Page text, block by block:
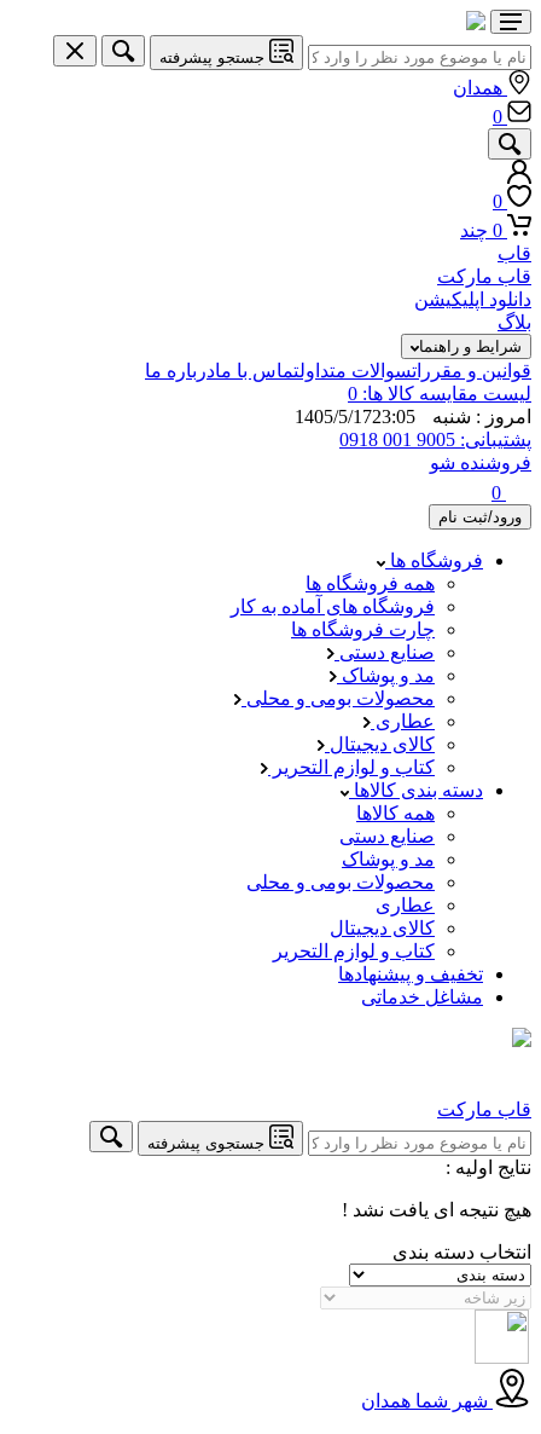
جستجو پیشرفته
همدان
0
0
0 چند
قاب
قاب مارکت
دانلود اپلیکیشن
بلاگ
شرایط و راهنما
قوانین و مقرراتسوالات متداولتماس با مادرباره ما
لیست مقایسه کالا ها: 0
امروز : شنبه 1405/5/17
23:05
پشتیبانی: 9005 001 0918
فروشنده شو
0
ورود/ثبت نام
فروشگاه ها
همه فروشگاه ها
فروشگاه های آماده به کار
چارت فروشگاه ها
صنایع دستی
مد و پوشاک
محصولات بومی و محلی
عطاری
کالای دیجیتال
کتاب و لوازم التحریر
دسته بندی کالاها
همه کالاها
صنایع دستی
مد و پوشاک
محصولات بومی و محلی
عطاری
کالای دیجیتال
کتاب و لوازم التحریر
تخفیف و پیشنهادها
مشاغل خدماتی
قاب مارکت
جستجوی پیشرفته
نتایج اولیه :
هیچ نتیجه ای یافت نشد !
انتخاب دسته بندی
شهر شما همدان